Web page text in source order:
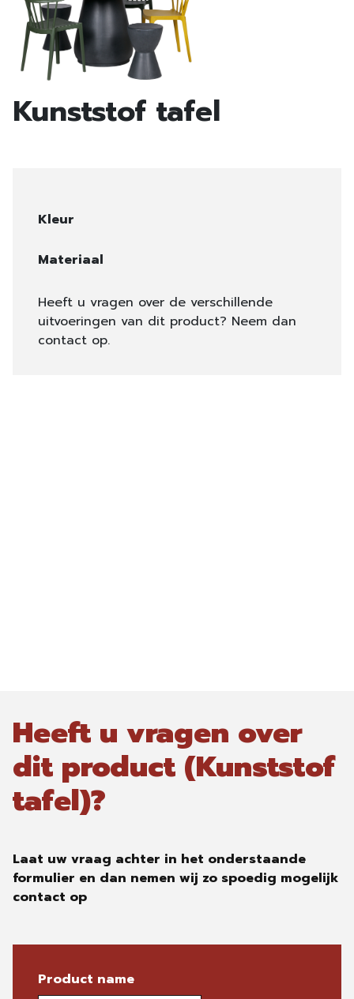
Kunststof tafel
Kleur
Materiaal
Heeft u vragen over de verschillende
uitvoeringen van dit product? Neem dan
contact op.
Heeft u vragen over
dit product (Kunststof
tafel)?
Laat uw vraag achter in het onderstaande
formulier en dan nemen wij zo spoedig mogelijk
contact op
Product name